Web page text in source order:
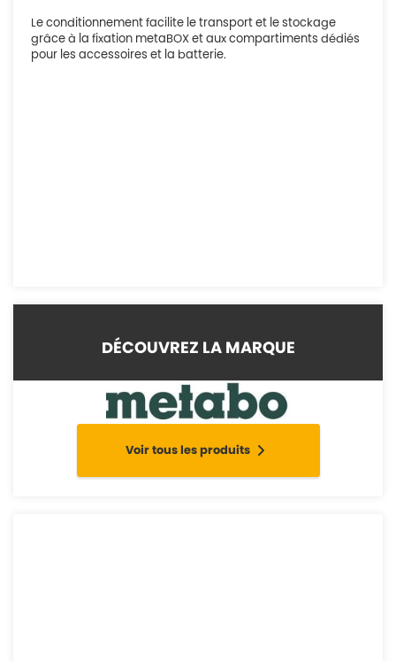
Le conditionnement facilite le transport et le stockage
grâce à la fixation metaBOX et aux compartiments dédiés
pour les accessoires et la batterie.
DÉCOUVREZ LA MARQUE
Voir tous les produits